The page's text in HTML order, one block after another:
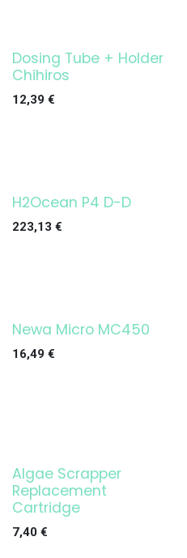
Dosing Tube + Holder
Chihiros
12,39 €
H2Ocean P4 D-D
223,13 €
Newa Micro MC450
16,49 €
Algae Scrapper
Replacement
Cartridge
7,40 €